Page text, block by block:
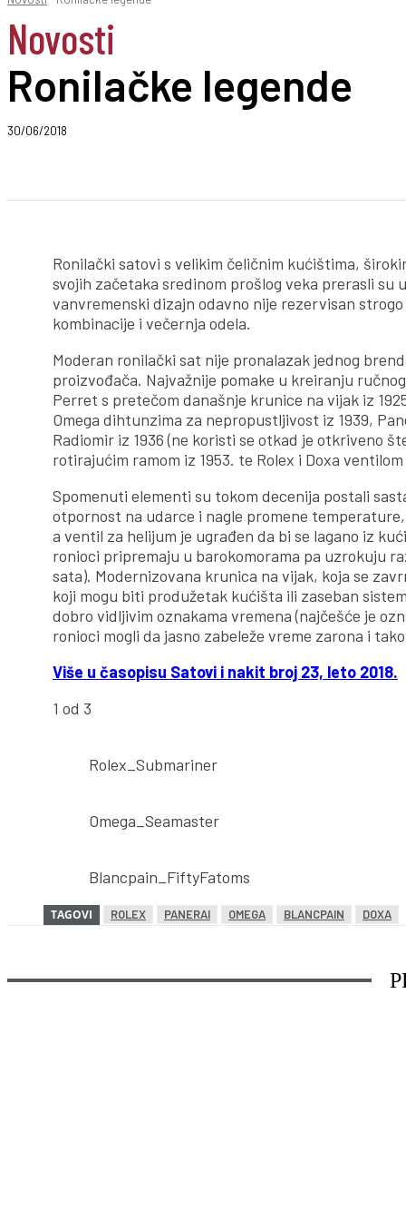
Novosti
Ronilačke legende
30/06/2018
Ronilački satovi s velikim čeličnim kućištima,
svojih začetaka sredinom prošlog veka prerasli su
vanvremenski dizajn odavno nije rezervisan
kombinacije i večernja odela.
Moderan ronilački sat nije pronalazak jednog
proizvođača. Najvažnije pomake u kreiranju
Perret s pretečom današnje krunice na vijak iz
Omega dihtunzima za nepropustljivost iz 1939,
Radiomir iz 1936 (ne koristi se otkad je otkriveno
rotirajućim ramom iz 1953. te Rolex i Doxa
Spomenuti elementi su tokom decenija postali
otpornost na udarce i nagle promene
a ventil za helijum je ugrađen da bi se lagano iz
ronioci pripremaju u barokomorama pa uzrokuju
sata). Modernizovana krunica na vijak, koja se
koji mogu biti produžetak kućišta ili zaseban
dobro vidljivim oznakama vremena (najčešće je
ronioci mogli da jasno zabeleže vreme zarona i
Više u časopisu Satovi i nakit broj 23, leto 2018.
1 od 3
Rolex_Submariner
Omega_Seamaster
Blancpain_FiftyFatoms
TAGOVI ROLEX PANERAI OMEGA BLANCPAIN DOXA